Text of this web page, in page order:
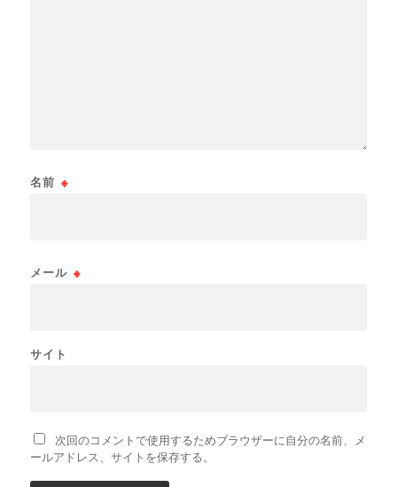
名前 ※
メール ※
サイト
次回のコメントで使用するためブラウザーに自分の名前、メ
ールアドレス、サイトを保存する。